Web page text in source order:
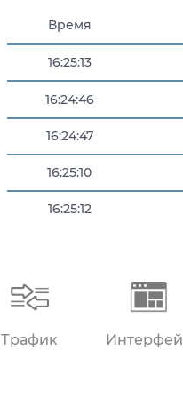
Время
16:25:13
16:24:46
16:24:47
16:25:10
16:25:12
Трафик